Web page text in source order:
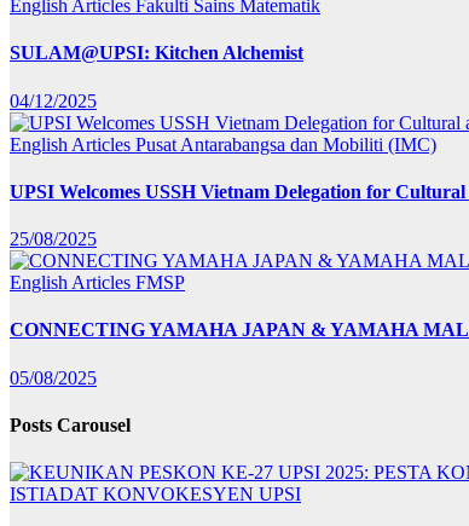
English Articles Fakulti Sains Matematik
SULAM@UPSI: Kitchen Alchemist
04/12/2025
English Articles Pusat Antarabangsa dan Mobiliti (IMC)
UPSI Welcomes USSH Vietnam Delegation for
25/08/2025
English Articles FMSP
CONNECTING YAMAHA JAPAN & YAMAHA
05/08/2025
Posts Carousel
ISTIADAT KONVOKESYEN UPSI